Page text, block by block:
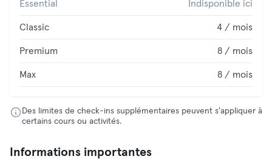
Essential Indisponible ici
Classic 4 / mois
Premium 8 / mois
Max 8 / mois
Des limites de check-ins supplémentaires peuvent s'appliquer à
certains cours ou activités.
Informations importantes